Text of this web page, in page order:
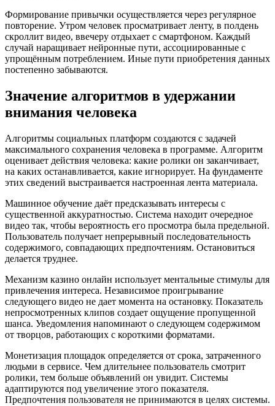
Формирование привычки осуществляется через регулярное
повторение. Утром человек просматривает ленту, в полдень
скроллит видео, ввечеру отдыхает с смартфоном. Каждый
случай наращивает нейронные пути, ассоциированные с
упрощённым потреблением. Иные пути приобретения данных
постепенно забываются.
Значение алгоритмов в удержании
внимания человека
Алгоритмы социальных платформ создаются с задачей
максимального сохранения человека в программе. Алгоритм
оценивает действия человека: какие ролики он заканчивает,
на каких останавливается, какие игнорирует. На фундаменте
этих сведений выстраивается настроенная лента материала.
Машинное обучение даёт предсказывать интересы с
существенной аккуратностью. Система находит очередное
видео так, чтобы вероятность его просмотра была предельной.
Пользователь получает непрерывный последовательность
содержимого, совпадающих предпочтениям. Остановиться
делается труднее.
Механизм казино онлайн использует ментальные стимулы для
привлечения интереса. Независимое проигрывание
следующего видео не дает момента на остановку. Показатель
непросмотренных клипов создает ощущение пропущенной
шанса. Уведомления напоминают о следующем содержимом
от творцов, работающих с короткими форматами.
Монетизация площадок определяется от срока, затраченного
людьми в сервисе. Чем длительнее пользователь смотрит
ролики, тем больше объявлений он увидит. Системы
адаптируются под увеличение этого показателя.
Предпочтения пользователя не принимаются в целях системы.